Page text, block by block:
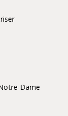
Dame